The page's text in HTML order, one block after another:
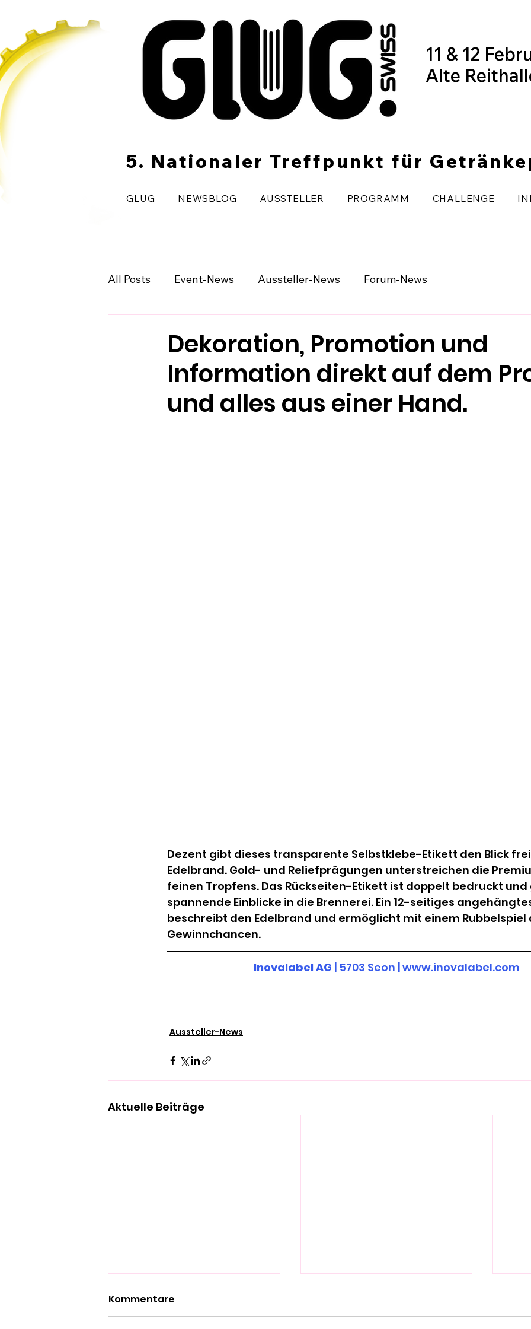
11 & 12
Alte
5. Nationaler Treffpunkt für
GLUG NEWSBLOG AUSSTELLER PROGRAMM CHALLENGE
All Posts Event-News Aussteller-News Forum-News
Dekoration, Promotion und
Information direkt auf dem
und alles aus einer Hand.
Dezent gibt dieses transparente Selbstklebe-Etikett den Blick
Edelbrand. Gold- und Reliefprägungen unterstreichen die
feinen Tropfens. Das Rückseiten-Etikett ist doppelt bedruckt und
spannende Einblicke in die Brennerei. Ein 12-seitiges
beschreibt den Edelbrand und ermöglicht mit einem
Gewinnchancen.
Inovalabel AG | 5703 Seon | www.inovalabel.com
Aussteller-News
Aktuelle Beiträge
Kommentare